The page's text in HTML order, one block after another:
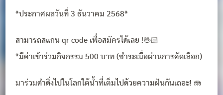
*ประกาศผลวันที่ 3 ธันวาคม 2568*
สามารถสแกน qr code เพื่อสมัครได้เลย !🖖🏻
*มีค่าเข้าร่วมกิจกรรม 500 บาท (ชำระเมื่อผ่านการคัดเลือก)
มาร่วมดำดิ่งไปในโลกใต้น้ำที่เต็มไปด้วยความฝันกันเถอะ! 🪼